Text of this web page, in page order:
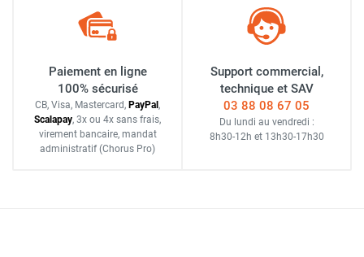
Paiement en ligne
100% sécurisé
CB, Visa, Mastercard, PayPal ,
Scalapay, 3x ou 4x sans frais,
virement bancaire, mandat
administratif (Chorus Pro)
Support commercial,
technique et SAV
03 88 08 67 05
Du lundi au vendredi :
8h30-12h et 13h30-17h30